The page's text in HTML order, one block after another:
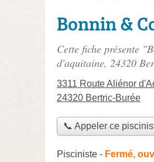
Bonnin &
Cette fiche présente
d'aquitaine, 24320
3311 Route Aliénor
24320 Bertric-Burée
📞 Appeler ce
Pisciniste - Fermé,